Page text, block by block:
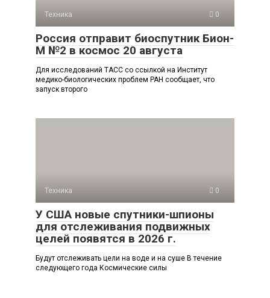
Техника 0
Россия отправит биоспутник Бион-
М №2 в космос 20 августа
Для исследований ТАСС со ссылкой на Институт
медико-биологических проблем РАН сообщает, что
запуск второго
Техника 0
У США новые спутники-шпионы
для отслеживания подвижных
целей появятся в 2026 г.
Будут отслеживать цели на воде и на суше В течение
следующего года Космические силы